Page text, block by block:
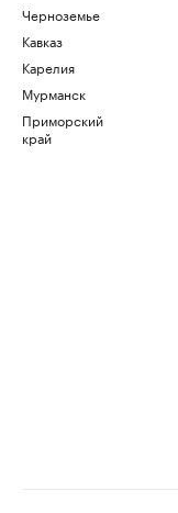
Черноземье
Кавказ
Карелия
Мурманск
Приморский
край